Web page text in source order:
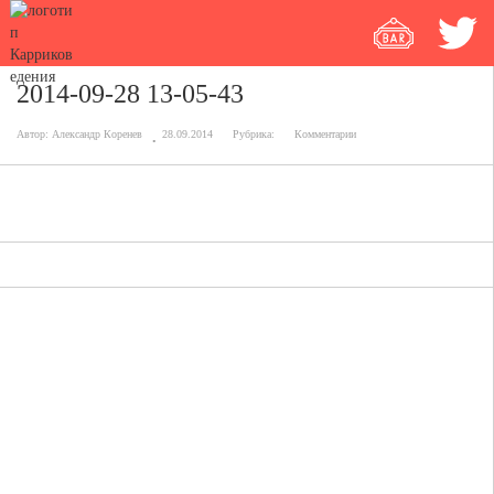
2014-09-28 13-05-43
Автор: Александр Коренев 28.09.2014 Рубрика: Комментарии